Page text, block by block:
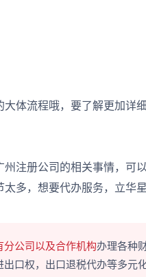
流程哦，要了解更加详
册公司的相关事情，可
多，想要代办服务，立华
分公司以及合作机构办理各种
口权，出口退税代办等多元